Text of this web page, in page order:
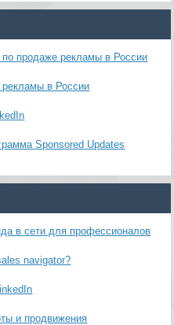
по продаже рекламы в России
рекламы в России
Sponsored Updates
в сети для профессионалов
navigator?
и продвижения